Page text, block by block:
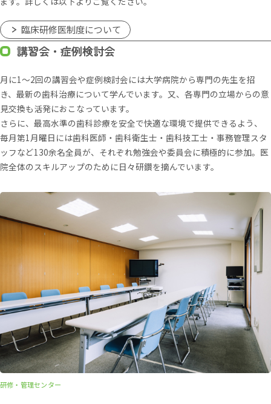
臨床研修医制度について
講習会・症例検討会
研修・管理センター
月に1〜2回の講習会や症例検討会には大学病院から専門の先生を招
き、最新の歯科治療について学んでいます。又、各専門の立場からの意
見交換も活発におこなっています。
さらに、最高水準の歯科診療を安全で快適な環境で提供できるよう、
毎月第1月曜日には歯科医師・歯科衛生士・歯科技工士・事務管理スタ
ッフなど130余名全員が、それぞれ勉強会や委員会に積極的に参加。医
院全体のスキルアップのために日々研鑽を摘んでいます。